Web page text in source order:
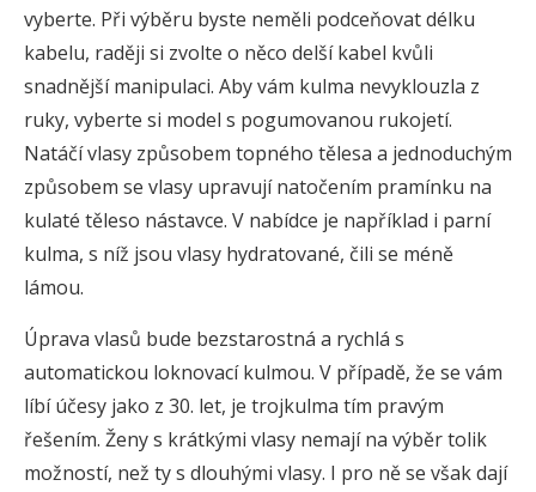
vyberte. Při výběru byste neměli podceňovat délku
kabelu, raději si zvolte o něco delší kabel kvůli
snadnější manipulaci. Aby vám kulma nevyklouzla z
ruky, vyberte si model s pogumovanou rukojetí.
Natáčí vlasy způsobem topného tělesa a jednoduchým
způsobem se vlasy upravují natočením pramínku na
kulaté těleso nástavce. V nabídce je například i parní
kulma, s níž jsou vlasy hydratované, čili se méně
lámou.
Úprava vlasů bude bezstarostná a rychlá s
automatickou loknovací kulmou. V případě, že se vám
líbí účesy jako z 30. let, je trojkulma tím pravým
řešením. Ženy s krátkými vlasy nemají na výběr tolik
možností, než ty s dlouhými vlasy. I pro ně se však dají